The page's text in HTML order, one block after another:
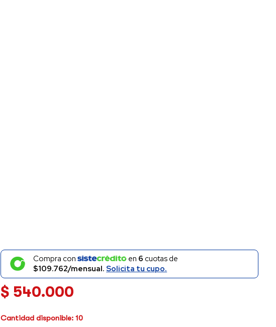
Compra con en 6 cuotas de
$109.762/mensual.Solicita tu cupo.
$540.000
Cantidad disponible: 10